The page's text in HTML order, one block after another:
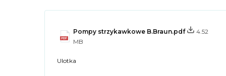
Pompy strzykawkowe B.Braun.pdf
4.52
MB
Ulotka